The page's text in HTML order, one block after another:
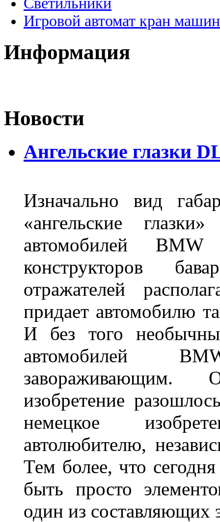
Игровой автомат кран
Информация
Новости
Ангельские глазки
Изначально вид
«ангельские
автомобилей
конструкторов
отражателей
придает автомобилю
И без того
автомобилей
завораживающим.
изобретение
немецкое
автолюбителю,
Тем более, что сегодня
быть просто
один из